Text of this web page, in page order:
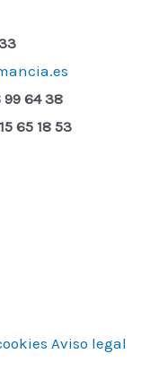
99 64 38
65 18 53
Aviso legal